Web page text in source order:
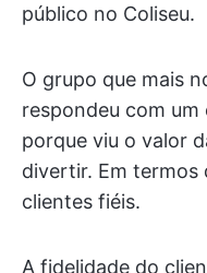
público no Coliseu.
O grupo que mais
respondeu com um
porque viu o valor
divertir. Em termos
clientes fiéis.
A fidelidade do